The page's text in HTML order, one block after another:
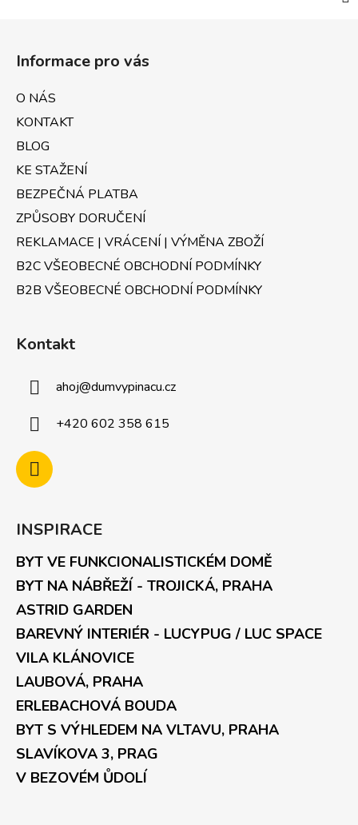
Informace pro vás
O NÁS
KONTAKT
BLOG
KE STAŽENÍ
BEZPEČNÁ PLATBA
ZPŮSOBY DORUČENÍ
REKLAMACE | VRÁCENÍ | VÝMĚNA ZBOŽÍ
B2C VŠEOBECNÉ OBCHODNÍ PODMÍNKY
B2B VŠEOBECNÉ OBCHODNÍ PODMÍNKY
Kontakt
ahoj@dumvypinacu.cz
+420 602 358 615
INSPIRACE
BYT VE FUNKCIONALISTICKÉM DOMĚ
BYT NA NÁBŘEŽÍ - TROJICKÁ, PRAHA
ASTRID GARDEN
BAREVNÝ INTERIÉR - LUCYPUG / LUC SPACE
VILA KLÁNOVICE
LAUBOVÁ, PRAHA
ERLEBACHOVÁ BOUDA
BYT S VÝHLEDEM NA VLTAVU, PRAHA
SLAVÍKOVA 3, PRAG
V BEZOVÉM ŮDOLÍ